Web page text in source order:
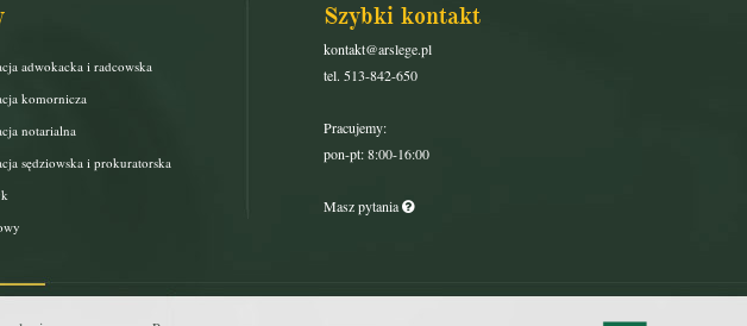
adwokacka i radcowska
komornicza
notarialna
sędziowska i prokuratorska
Szybki kontakt
kontakt@arslege.pl
tel. 513-842-650
Pracujemy:
pon-pt: 8:00-16:00
Masz pytania